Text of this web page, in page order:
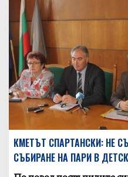
КМЕТЪТ СПАРТАНСКИ: НЕ
СЪБИРАНЕ НА ПАРИ В